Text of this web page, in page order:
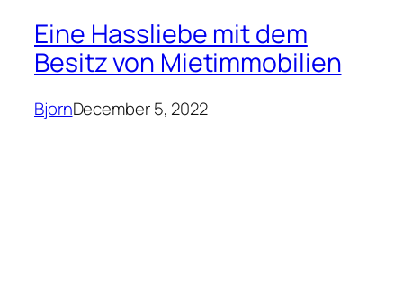
Eine Hassliebe mit dem
Besitz von Mietimmobilien
BjornDecember 5, 2022